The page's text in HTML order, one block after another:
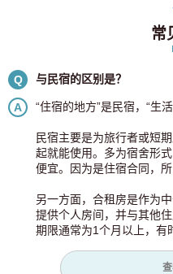
常
Q 与民宿的区别是？
A “住宿的地方”是民宿，“生
民宿主要是为旅行者或短
起就能使用。多为宿舍形
便宜。因为是住宿合同，
另一方面，合租房是作为
提供个人房间，并与其他
期限通常为1个月以上，有